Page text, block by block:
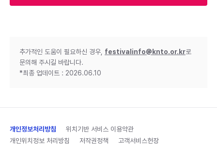
추가적인 도움이 필요하신 경우, festivalinfo@knto.or.kr로
문의해 주시길 바랍니다.
*최종 업데이트 : 2026.06.10
개인정보처리방침
위치기반 서비스 이용약관
개인위치정보 처리방침
저작권정책 고객서비스헌장